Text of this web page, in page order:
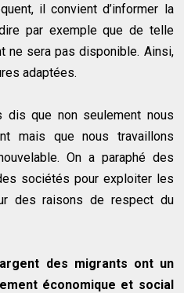
il convient d’informer la
par exemple que de telle
ne sera pas disponible. Ainsi,
adaptées.
dis que non seulement nous
mais que nous travaillons
On a paraphé des
sociétés pour exploiter les
des raisons de respect du
des migrants ont un
économique et social